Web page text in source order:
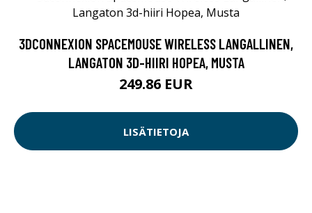
3DCONNEXION SPACEMOUSE WIRELESS LANGALLINEN,
LANGATON 3D-HIIRI HOPEA, MUSTA
249.86 EUR
LISÄTIETOJA